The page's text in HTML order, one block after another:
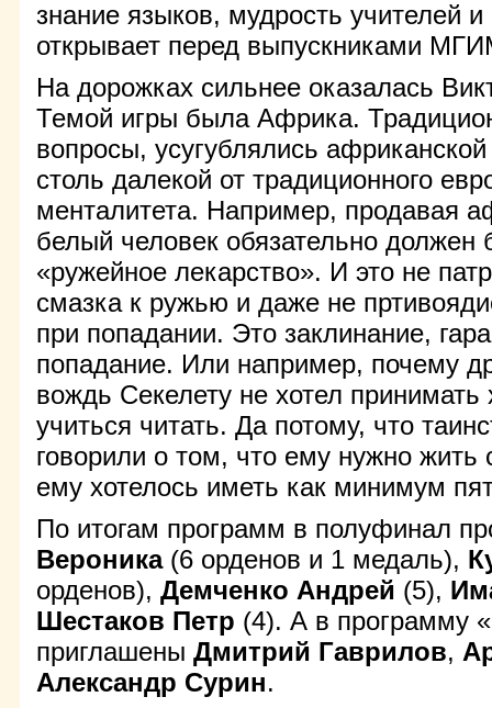
знание языков, мудрость учителей
открывает перед выпускниками
На дорожках сильнее оказалась
Темой игры была Африка.
вопросы, усугублялись
столь далекой от традиционного
менталитета. Например, продавая
белый человек обязательно должен
«ружейное лекарство». И это не
смазка к ружью и даже не
при попадании. Это заклинание,
попадание. Или например, почему
вождь Секелету не хотел принимать
учиться читать. Да потому, что
говорили о том, что ему нужно жить
ему хотелось иметь как минимум
По итогам программ в полуфинал
Вероника(6 орденов и 1 медаль),
орденов), Демченко Андрей (5),
Шестаков Петр (4). А в программу
приглашены Дмитрий Гаврилов,
Александр Сурин.